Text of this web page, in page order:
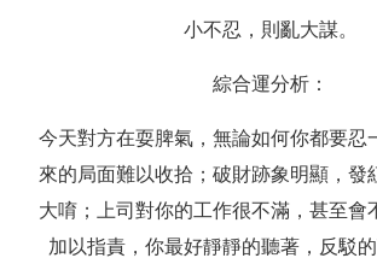
小不忍，則亂大謀。
綜合運分析：
今天對方在耍脾氣，無論如何你都要忍
來的局面難以收拾；破財跡象明顯，發
大唷；上司對你的工作很不滿，甚至會
加以指責，你最好靜靜的聽著，反駁